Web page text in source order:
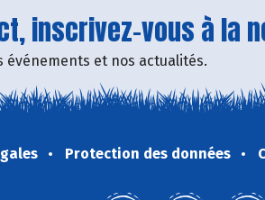
inscrivez-vous à la
événements et nos actualités.
Protection des données